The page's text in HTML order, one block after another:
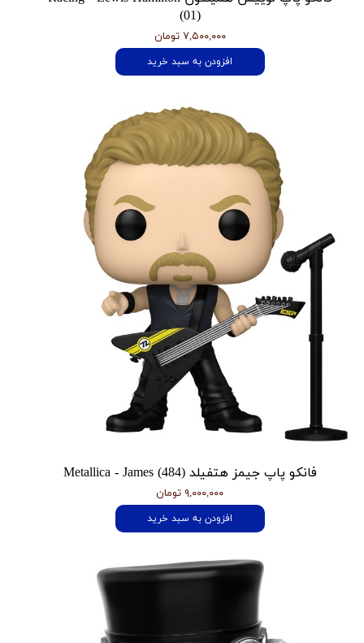
(01)
۷,۵۰۰,۰۰۰ تومان
افزودن به سبد خرید
فانکو پاپ جیمز هتفیلد Metallica - James (484)
۹,۰۰۰,۰۰۰ تومان
افزودن به سبد خرید